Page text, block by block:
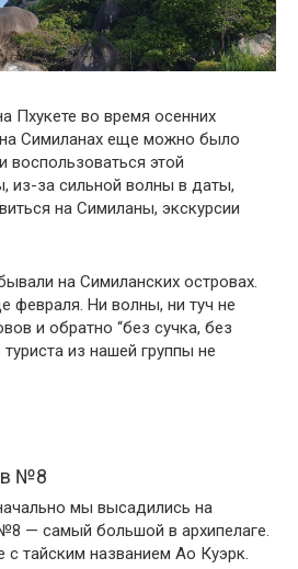
Пхукете во время осенних
на Симиланах еще можно было
воспользоваться этой
из-за сильной волны в даты,
на Симиланы, экскурсии
на Симиланских островах.
февраля. Ни волны, ни туч не
и обратно “без сучка, без
из нашей группы не
№8
мы высадились на
— самый большой в архипелаге.
с тайским названием Ао Куэрк.